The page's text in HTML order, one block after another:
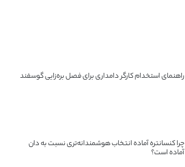
راهنمای استخدام کارگر دامداری برای فصل بره‌زایی گوسفند
چرا کنسانتره آماده انتخاب هوشمندانه‌تری نسبت به دان
آماده است؟